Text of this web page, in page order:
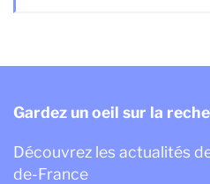
Gardez un oeil sur la
Découvrez les actualités
de-France